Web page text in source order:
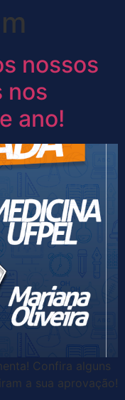
nossos
nos
ano!
Confira alguns
a sua aprovação!